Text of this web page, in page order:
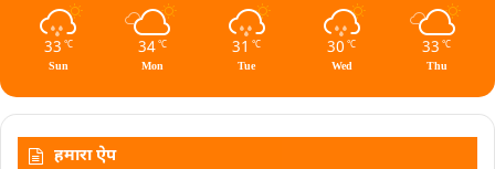
33 ℃
Sun
34 ℃
Mon
31 ℃
Tue
30 ℃
Wed
33 ℃
Thu
हमारा ऐप